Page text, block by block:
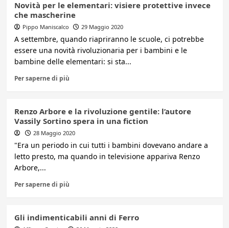
Novità per le elementari: visiere protettive invece
che mascherine
Pippo Maniscalco 29 Maggio 2020
A settembre, quando riapriranno le scuole, ci potrebbe
essere una novità rivoluzionaria per i bambini e le
bambine delle elementari: si sta...
Per saperne di più
Renzo Arbore e la rivoluzione gentile: l’autore
Vassily Sortino spera in una fiction
28 Maggio 2020
"Era un periodo in cui tutti i bambini dovevano andare a
letto presto, ma quando in televisione appariva Renzo
Arbore,...
Per saperne di più
Gli indimenticabili anni di Ferro